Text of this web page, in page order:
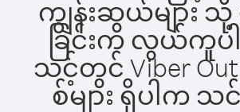
ကျွန်းဆွယ်များ သို့
ခြင်းက လွယ်ကူ
သင့်တွင် Viber
စ်များ ရှိပါက